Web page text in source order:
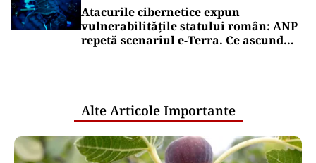
Atacurile cibernetice expun
vulnerabilitățile statului român: ANP
repetă scenariul e‑Terra. Ce ascund
Alte Articole Importante